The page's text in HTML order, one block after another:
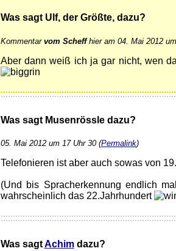
Was sagt Ulf, der Größte, dazu?
Kommentar vom Scheffhier am 04. Mai 2012
Aber dann weiß ich ja gar nicht, wen
Was sagt Musenrössle dazu?
05. Mai 2012 um 17 Uhr 30 (Permalink)
Telefonieren ist aber auch sowas von
(Und bis Spracherkennung endlich
wahrscheinlich das 22.Jahrhundert
Was sagtAchimdazu?